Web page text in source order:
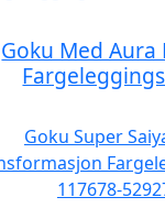
Goku Med Aura